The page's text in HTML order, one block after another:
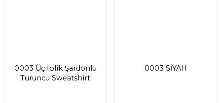
0003 Üç İplik Şardonlu
Turuncu Sweatshirt
0003 SİYAH